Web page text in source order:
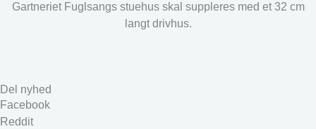
Gartneriet Fuglsangs stuehus skal suppleres med et 32 cm
langt drivhus.
Del nyhed
Facebook
Reddit